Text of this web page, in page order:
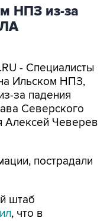
- Специалисты
за падения
Северского
Алексей Чеверев
пострадали
штаб
БПЛА
НПЗ. Тогда